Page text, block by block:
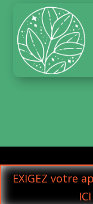
EXIGEZ votre